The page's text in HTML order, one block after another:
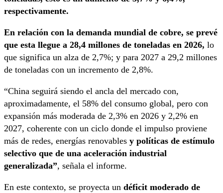
respectivamente.
En relación con la demanda mundial de cobre, se prevé
que esta llegue a 28,4 millones de toneladas en 2026, lo
que significa un alza de 2,7%; y para 2027 a 29,2 millones
de toneladas con un incremento de 2,8%.
“China seguirá siendo el ancla del mercado con,
aproximadamente, el 58% del consumo global, pero con
expansión más moderada de 2,3% en 2026 y 2,2% en
2027, coherente con un ciclo donde el impulso proviene
más de redes, energías renovables y políticas de estímulo
selectivo que de una aceleración industrial
generalizada”, señala el informe.
En este contexto, se proyecta un déficit moderado de